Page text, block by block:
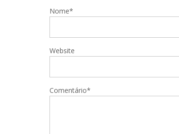
Nome*
Website
Comentário*